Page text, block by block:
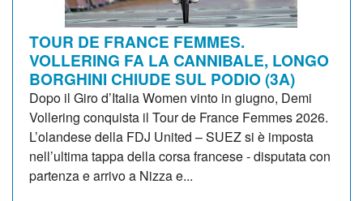
TOUR DE FRANCE FEMMES.
VOLLERING FA LA CANNIBALE, LONGO
BORGHINI CHIUDE SUL PODIO (3A)
Dopo il Giro d’Italia Women vinto in giugno, Demi
Vollering conquista il Tour de France Femmes 2026.
L’olandese della FDJ United – SUEZ si è imposta
nell’ultima tappa della corsa francese - disputata con
partenza e arrivo a Nizza e...